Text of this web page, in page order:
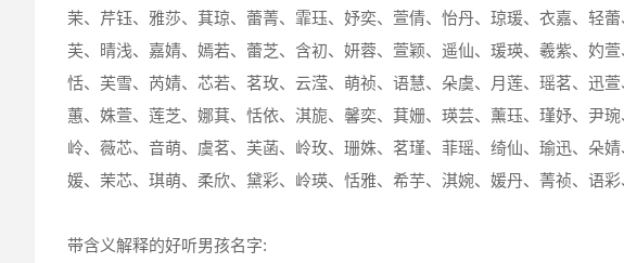
茉、芹钰、雅莎、萁琼、蕾菁、霏珏、妤奕、萱倩、怡丹、琼瑗、衣嘉、轻
芙、晴浅、嘉婧、嫣若、蕾芝、含初、妍蓉、萱颖、遥仙、瑗瑛、羲紫、妁
恬、芙雪、芮婧、芯若、茗玫、云滢、萌祯、语慧、朵虞、月莲、瑶茗、迅
蕙、姝萱、莲芝、娜萁、恬依、淇旎、馨奕、萁姗、瑛芸、薰珏、瑾妤、尹
岭、薇芯、音萌、虞茗、芙菡、岭玫、珊姝、茗瑾、菲瑶、绮仙、瑜迅、朵
媛、茉芯、琪萌、柔欣、黛彩、岭瑛、恬雅、希芋、淇婉、媛丹、菁祯、语
带含义解释的好听男孩名字: